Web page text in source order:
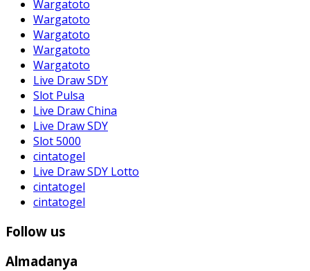
Wargatoto
Wargatoto
Wargatoto
Wargatoto
Wargatoto
Live Draw SDY
Slot Pulsa
Live Draw China
Live Draw SDY
Slot 5000
cintatogel
Live Draw SDY Lotto
cintatogel
cintatogel
Follow us
Almadanya